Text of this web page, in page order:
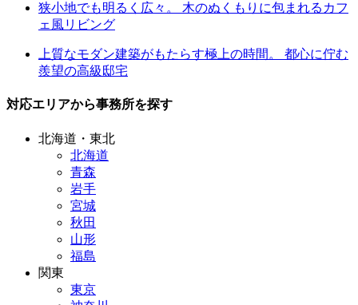
狭小地でも明るく広々。 木のぬくもりに包まれるカフ
ェ風リビング
上質なモダン建築がもたらす極上の時間。 都心に佇む
羨望の高級邸宅
対応エリアから事務所を探す
北海道・東北
北海道
青森
岩手
宮城
秋田
山形
福島
関東
東京